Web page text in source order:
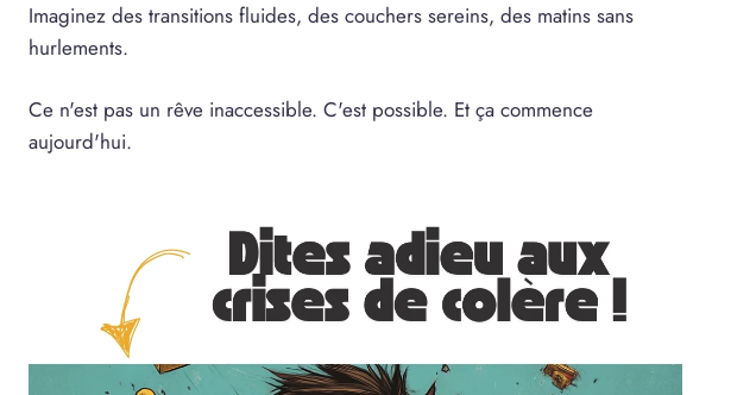
Imaginez des transitions fluides, des couchers sereins, des matins sans
hurlements.
Ce n'est pas un rêve inaccessible. C'est possible. Et ça commence
aujourd'hui.